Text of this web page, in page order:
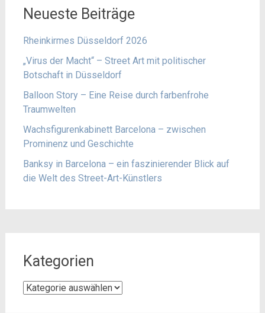
Neueste Beiträge
Rheinkirmes Düsseldorf 2026
„Virus der Macht“ – Street Art mit politischer
Botschaft in Düsseldorf
Balloon Story – Eine Reise durch farbenfrohe
Traumwelten
Wachsfigurenkabinett Barcelona – zwischen
Prominenz und Geschichte
Banksy in Barcelona – ein faszinierender Blick auf
die Welt des Street-Art-Künstlers
Kategorien
Kategorien